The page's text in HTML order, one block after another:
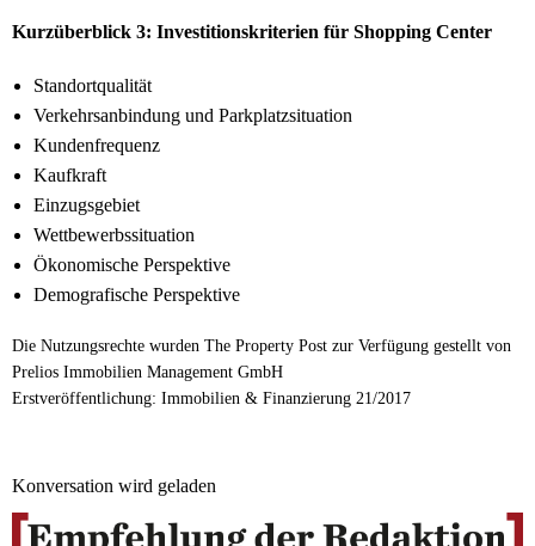
Kurzüberblick 3: Investitionskriterien für Shopping Center
Standortqualität
Verkehrsanbindung und Parkplatzsituation
Kundenfrequenz
Kaufkraft
Einzugsgebiet
Wettbewerbssituation
Ökonomische Perspektive
Demografische Perspektive
Die Nutzungsrechte wurden The Property Post zur Verfügung gestellt von
Prelios Immobilien Management GmbH
Erstveröffentlichung: Immobilien & Finanzierung 21/2017
Konversation wird geladen